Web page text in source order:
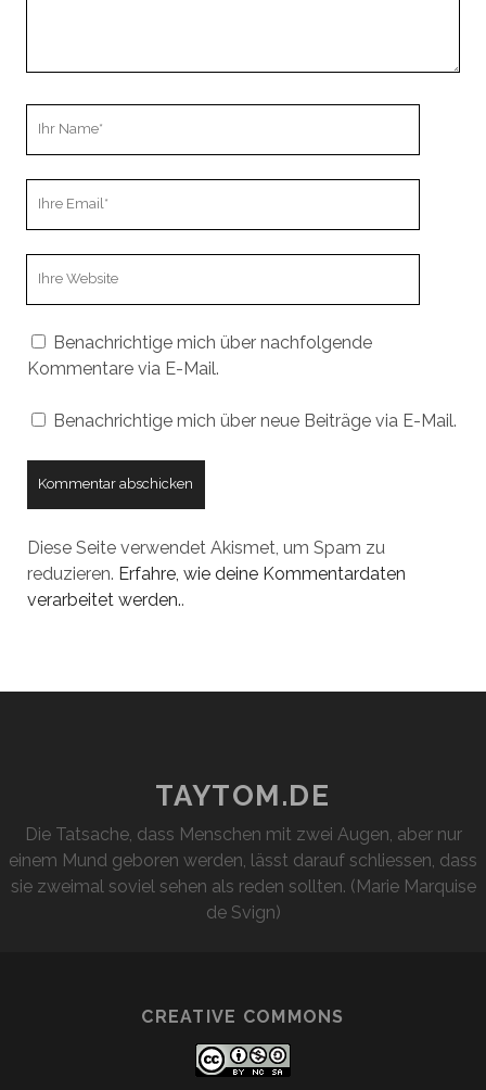
Benachrichtige mich über nachfolgende
Kommentare via E-Mail.
Benachrichtige mich über neue Beiträge via E-Mail.
Diese Seite verwendet Akismet, um Spam zu
reduzieren. Erfahre, wie deine Kommentardaten
verarbeitet werden..
TAYTOM.DE
Die Tatsache, dass Menschen mit zwei Augen, aber nur
einem Mund geboren werden, lässt darauf schliessen, dass
sie zweimal soviel sehen als reden sollten. (Marie Marquise
de Svign)
CREATIVE COMMONS